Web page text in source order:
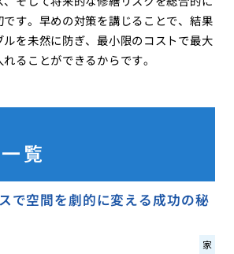
す。早めの対策を講じることで、結果
ルを未然に防ぎ、最小限のコストで最大
ることができるからです。
覧
で空間を劇的に変える成功の秘
家